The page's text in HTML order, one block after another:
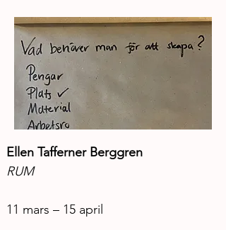
Ellen Tafferner Berggren
RUM
11 mars – 15 april